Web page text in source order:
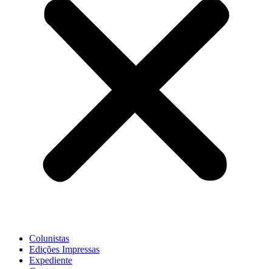
Colunistas
Edições Impressas
Expediente